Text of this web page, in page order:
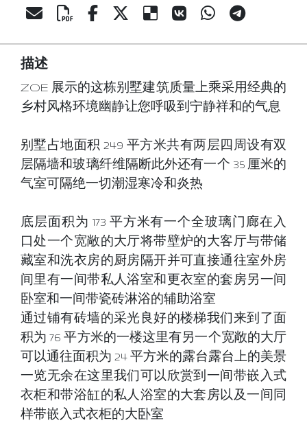
描述
ZOE 展示的这栋别墅建筑质量上乘采用经典的
乡村风格环境幽静让您呼吸到宁静祥和的气息
别墅占地面积 249 平方米共有两层四周设有双
层隔墙和玻璃纤维隔断此外还有一个 35 厘米的
气室可隔绝一切潮湿寒冷和炎热
底层面积为 173 平方米有一个全玻璃门廊在入
口处一个宽敞的大厅将带壁炉的大客厅与带储
藏室和洗衣房的厨房隔开并可直接通往室外房
间里有一间带私人浴室和更衣室的套房另一间
卧室和一间带瓷砖淋浴的辅助浴室
通过铺有砖墙的采光良好的楼梯我们来到了面
积为 76 平方米的一楼这里有另一个宽敞的大厅
可以通往面积为 24 平方米的露台露台上的美景
一览无余在这里我们可以欣赏到一间带嵌入式
衣柜和带浴缸的私人浴室的大套房以及一间同
样带嵌入式衣柜的大卧室